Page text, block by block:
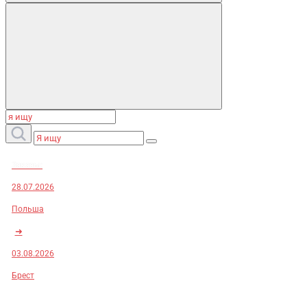
28.07.2026
Польша
➜
03.08.2026
Брест